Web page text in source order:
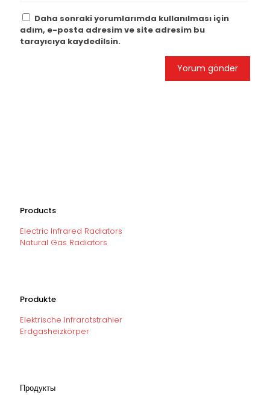
Daha sonraki yorumlarımda kullanılması için
adım, e-posta adresim ve site adresim bu
tarayıcıya kaydedilsin.
Products
Electric Infrared Radiators
Natural Gas Radiators
Produkte
Elektrische Infrarotstrahler
Erdgasheizkörper
Продукты